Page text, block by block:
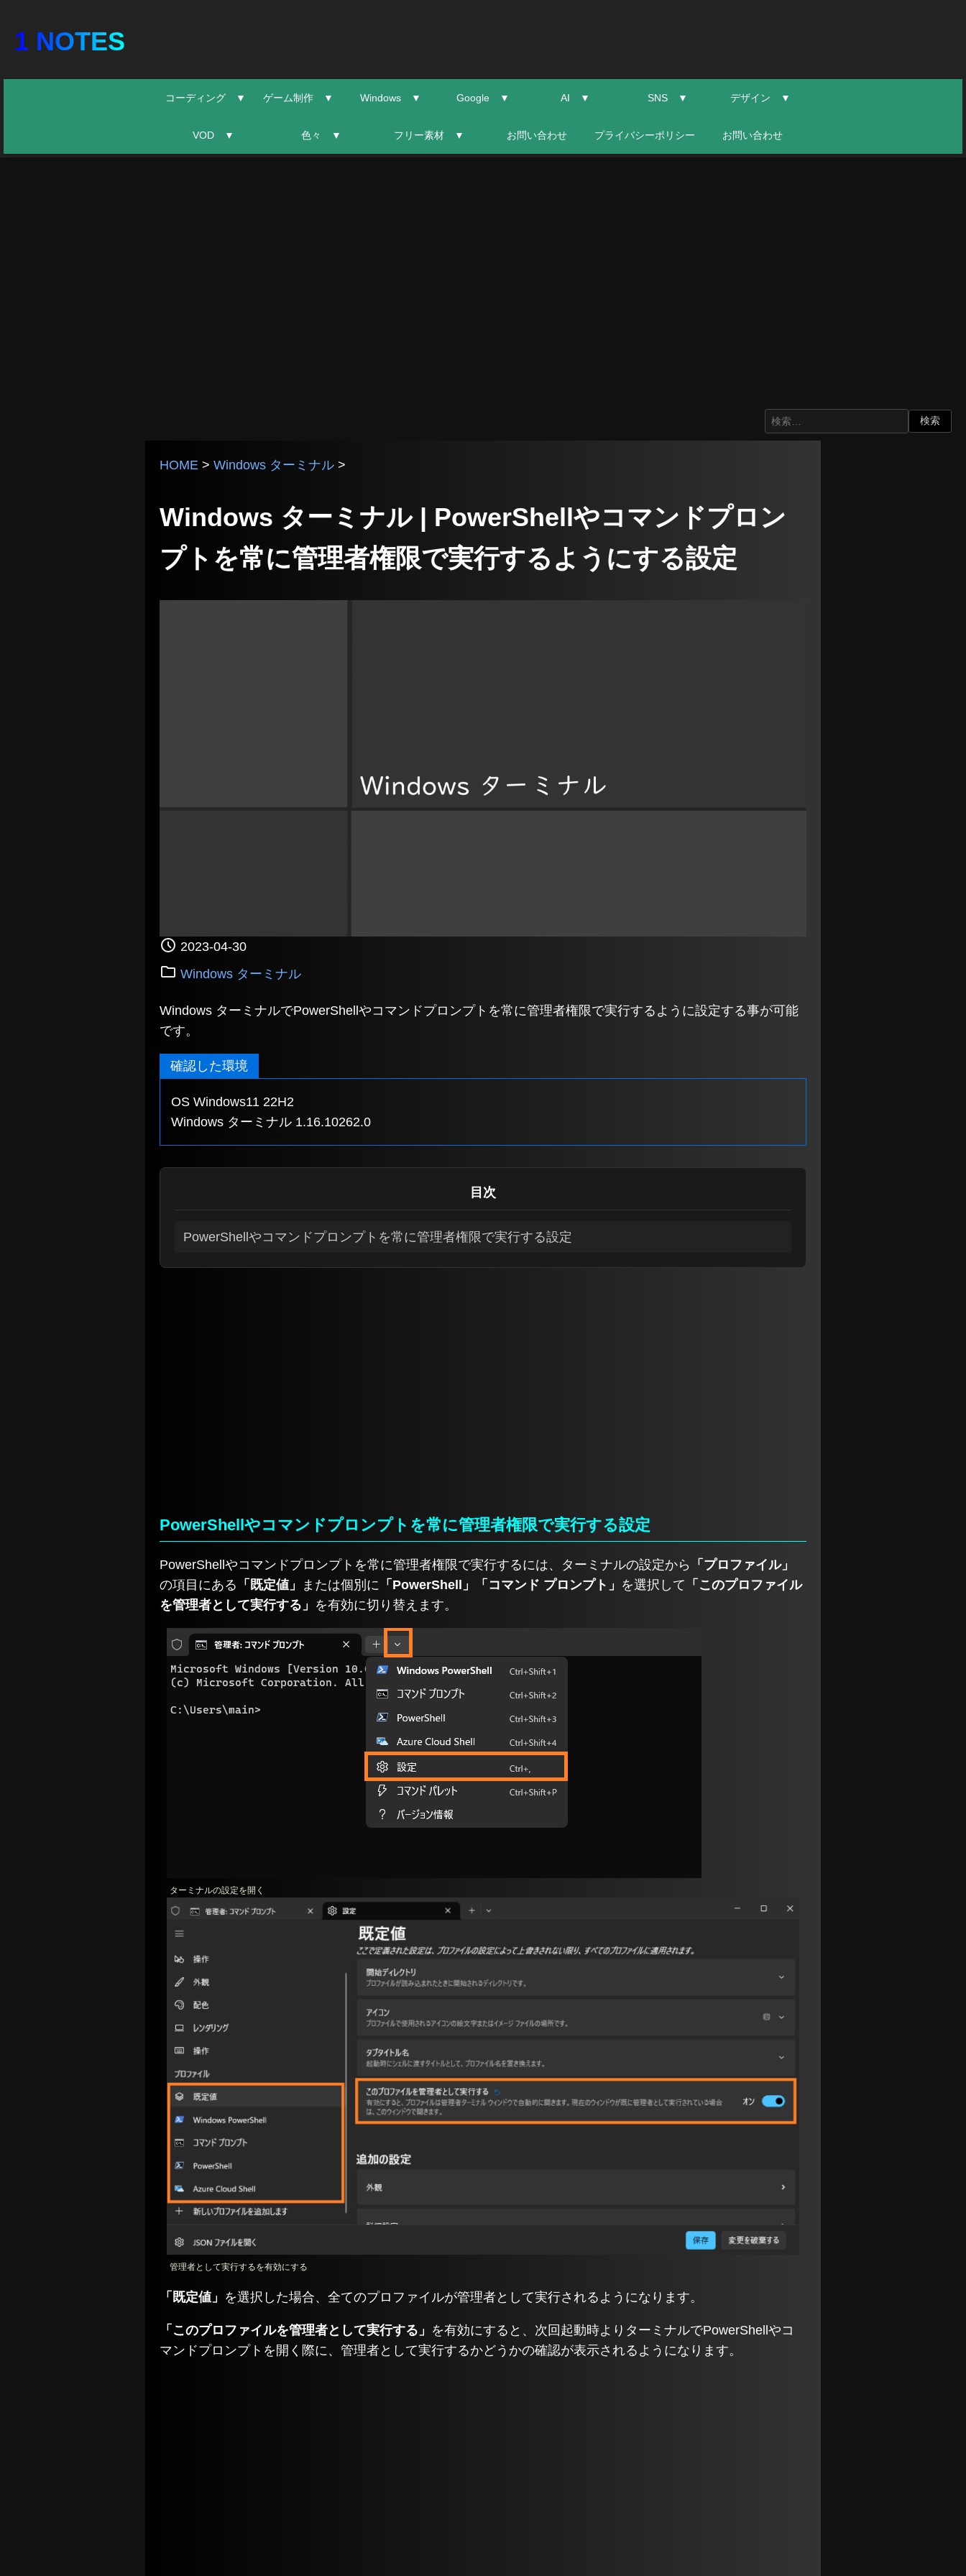
1 NOTES
コーディング ▼ ゲーム制作 ▼ Windows ▼ Google ▼ AI ▼ SNS ▼ デザイン ▼
VOD ▼ 色々 ▼ フリー素材 ▼ お問い合わせ プライバシーポリシー お問い合わせ
HOME > Windows ターミナル >
Windows ターミナル | PowerShellやコマンドプロン
プトを常に管理者権限で実行するようにする設定
2023-04-30
Windows ターミナル
Windows ターミナルでPowerShellやコマンドプロンプトを常に管理者権限で実行するように設定する事が可能
です。
確認した環境
OS Windows11 22H2
Windows ターミナル 1.16.10262.0
目次
PowerShellやコマンドプロンプトを常に管理者権限で実行する設定
PowerShellやコマンドプロンプトを常に管理者権限で実行する設定
PowerShellやコマンドプロンプトを常に管理者権限で実行するには、ターミナルの設定から
「プロファイル」
の項目にある 「既定値」 または個別に 「PowerShell」「コマンド プロンプト」 を選択して 「このプロファイル
を管理者として実行する」 を有効に切り替えます。
ターミナルの設定を開く
管理者として実行するを有効にする
「既定値」 を選択した場合、全てのプロファイルが管理者として実行されるようになります。
「このプロファイルを管理者として実行する」 を有効にすると、次回起動時よりターミナルでPowerShellやコ
マンドプロンプトを開く際に、管理者として実行するかどうかの確認が表示されるようになります。